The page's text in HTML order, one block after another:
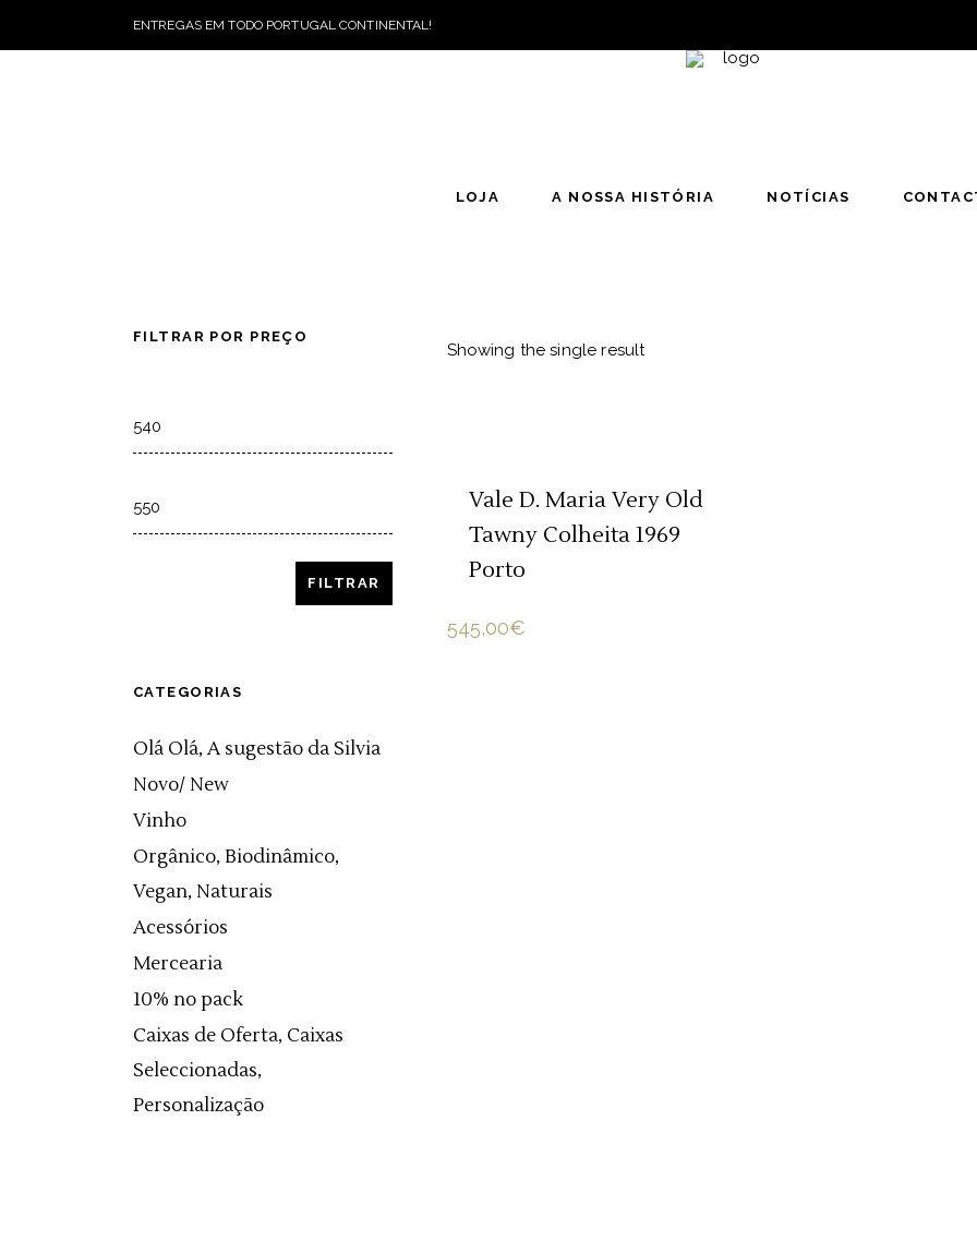
ENTREGAS EM TODO PORTUGAL CONTINENTAL!
LOJA A NOSSA HISTÓRIA NOTÍCIAS
Showing the single result
Vale D. Maria Very Old
Tawny Colheita 1969
Porto
545,00€
FILTRAR POR PREÇO
FILTRAR
CATEGORIAS
Olá Olá, A sugestão da Silvia
Novo/ New
Vinho
Orgânico, Biodinâmico,
Vegan, Naturais
Acessórios
Mercearia
10% no pack
Caixas de Oferta, Caixas
Seleccionadas,
Personalização